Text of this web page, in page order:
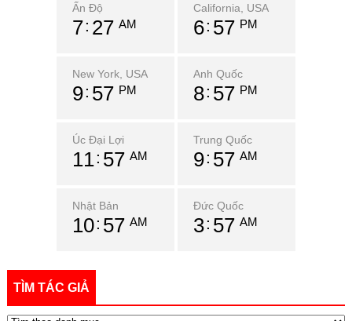
Ấn Độ
7 27 AM
California, USA
6 57 PM
New York, USA
9 57 PM
Anh Quốc
8 57 PM
Úc Đại Lợi
11 57 AM
Trung Quốc
9 57 AM
Nhật Bản
10 57 AM
Đức Quốc
3 57 AM
TÌM TÁC GIẢ